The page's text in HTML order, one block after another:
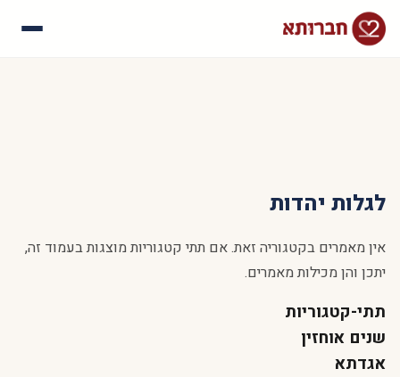
לגלות יהדות
אין מאמרים בקטגוריה זאת. אם תתי קטגוריות מוצגות בעמוד זה,
יתכן והן מכילות מאמרים.
תתי-קטגוריות
שנים אוחזין
אגדתא